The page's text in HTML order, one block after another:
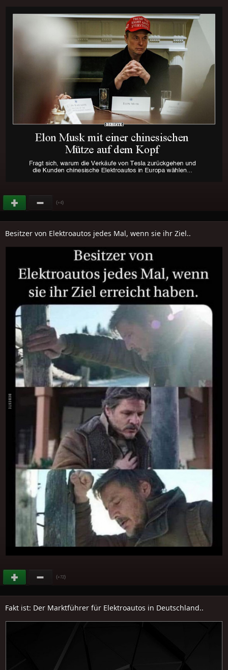
(+4)
Besitzer von Elektroautos jedes Mal, wenn sie ihr Ziel..
(+72)
Fakt ist: Der Marktführer für Elektroautos in Deutschland..